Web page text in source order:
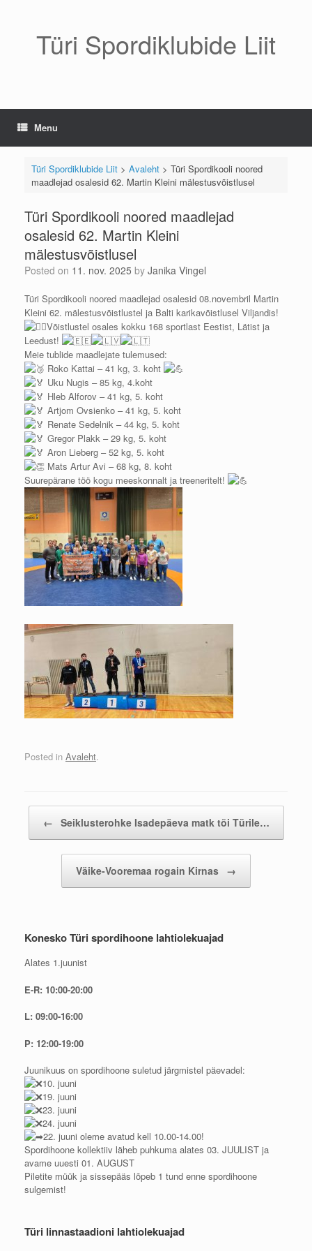
Türi Spordiklubide Liit
Menu
Türi Spordiklubide Liit> Avaleht> Türi Spordikooli noored
maadlejad osalesid 62. Martin Kleini mälestusvõistlusel
Türi Spordikooli noored maadlejad
osalesid 62. Martin Kleini
mälestusvõistlusel
Posted on 11. nov. 2025 by Janika Vingel
Türi Spordikooli noored maadlejad osalesid 08.novembril Martin
Kleini 62. mälestusvõistlustel ja Balti karikavõistlusel Viljandis!
Võistlustel osales kokku 168 sportlast Eestist, Lätist ja
Leedust!
Meie tublide maadlejate tulemused:
Roko Kattai – 41 kg, 3. koht
Uku Nugis – 85 kg, 4.koht
Hleb Alforov – 41 kg, 5. koht
Artjom Ovsienko – 41 kg, 5. koht
Renate Sedelnik – 44 kg, 5. koht
Gregor Plakk – 29 kg, 5. koht
Aron Lieberg – 52 kg, 5. koht
Mats Artur Avi – 68 kg, 8. koht
Suurepärane töö kogu meeskonnalt ja treeneritelt!
Posted in Avaleht.
← Seiklusterohke Isadepäeva matk tõi Türile…
Väike-Vooremaa rogain Kirnas →
Konesko Türi spordihoone lahtiolekuajad
Alates 1.juunist
E-R: 10:00-20:00
L: 09:00-16:00
P: 12:00-19:00
Juunikuus on spordihoone suletud järgmistel päevadel:
10. juuni
19. juuni
23. juuni
24. juuni
22. juuni oleme avatud kell 10.00-14.00!
Spordihoone kollektiiv läheb puhkuma alates 03. JUULIST ja
avame uuesti 01. AUGUST
Piletite müük ja sissepääs lõpeb 1 tund enne spordihoone
sulgemist!
Türi linnastaadioni lahtiolekuajad